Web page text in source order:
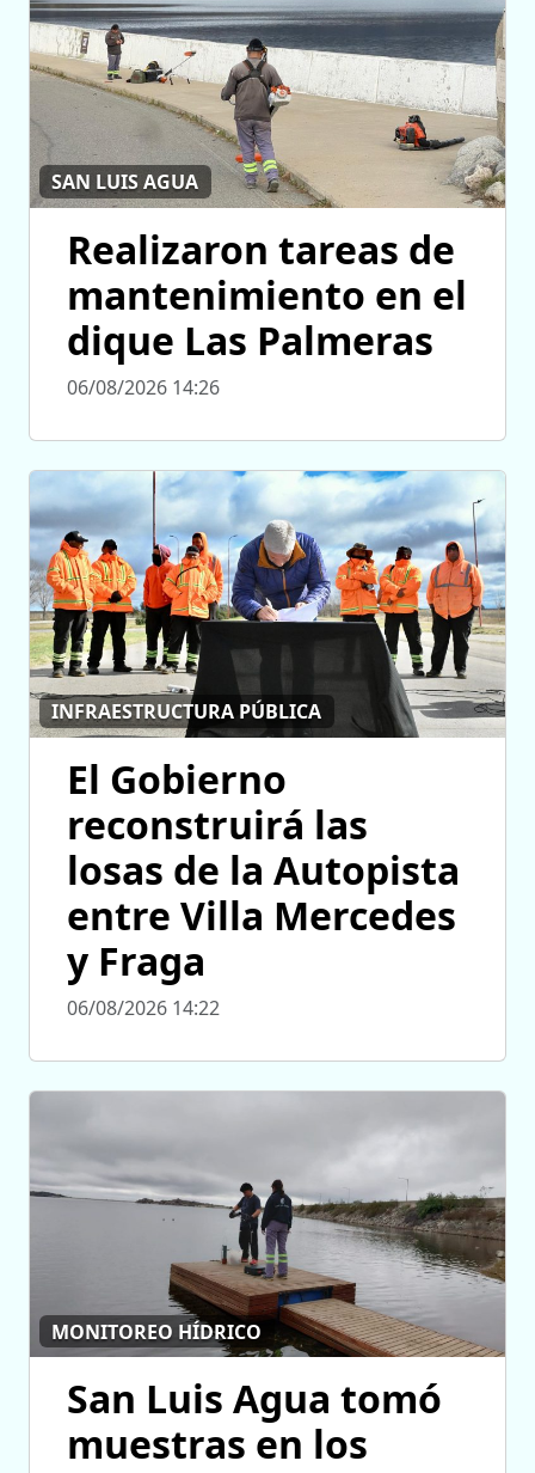
SAN LUIS AGUA
Realizaron tareas de
mantenimiento en el
dique Las Palmeras
06/08/2026 14:26
INFRAESTRUCTURA PÚBLICA
El Gobierno
reconstruirá las
losas de la Autopista
entre Villa Mercedes
y Fraga
06/08/2026 14:22
MONITOREO HÍDRICO
San Luis Agua tomó
muestras en los